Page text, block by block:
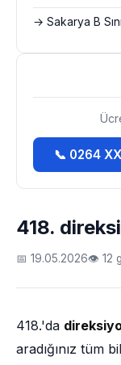
418.
📅 19.05.2026👁 12
418.'da
aradığınız tüm
→ Sakarya B
📞 0264